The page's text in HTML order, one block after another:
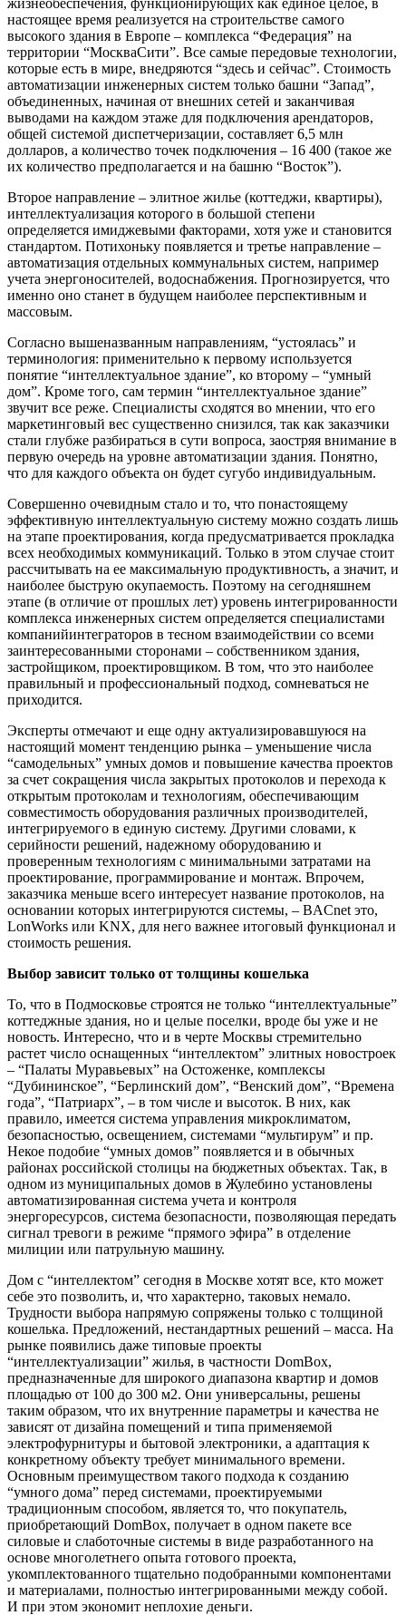
настоящее время реализуется на строительстве самого
высокого здания в Европе – комплекса “Федерация” на
территории “Москва­Сити”. Все самые передовые технологии,
которые есть в мире, внедряются “здесь и сейчас”. Стоимость
автоматизации инженерных систем только башни “Запад”,
объединенных, начиная от внешних сетей и заканчивая
выводами на каждом этаже для подключения арендаторов,
общей системой диспетчеризации, составляет 6,5 млн
долларов, а количество точек подключения – 16 400 (такое же
их количество предполагается и на башню “Восток”).
Второе направление – элитное жилье (коттеджи, квартиры),
интеллектуализация которого в большой степени
определяется имиджевыми факторами, хотя уже и становится
стандартом. Потихоньку появляется и третье направление –
автоматизация отдельных коммунальных систем, например
учета энергоносителей, водоснабжения. Прогнозируется, что
именно оно станет в будущем наиболее перспективным и
массовым.
Согласно вышеназванным направлениям, “устоялась” и
терминология: применительно к первому используется
понятие “интеллектуальное здание”, ко второму – “умный
дом”. Кроме того, сам термин “интеллектуальное здание”
звучит все реже. Специалисты сходятся во мнении, что его
маркетинговый вес существенно снизился, так как заказчики
стали глубже разбираться в сути вопроса, заостряя внимание в
первую очередь на уровне автоматизации здания. Понятно,
что для каждого объекта он будет сугубо индивидуальным.
Совершенно очевидным стало и то, что по­настоящему
эффективную интеллектуальную систему можно создать лишь
на этапе проектирования, когда предусматривается прокладка
всех необходимых коммуникаций. Только в этом случае стоит
рассчитывать на ее максимальную продуктивность, а значит, и
наиболее быструю окупаемость. Поэтому на сегодняшнем
этапе (в отличие от прошлых лет) уровень интегрированности
комплекса инженерных систем определяется специалистами
компаний­интеграторов в тесном взаимодействии со всеми
заинтересованными сторонами – собственником здания,
застройщиком, проектировщиком. В том, что это наиболее
правильный и профессиональный подход, сомневаться не
приходится.
Эксперты отмечают и еще одну актуализировавшуюся на
настоящий момент тенденцию рынка – уменьшение числа
“самодельных” умных домов и повышение качества проектов
за счет сокращения числа закрытых протоколов и перехода к
открытым протоколам и технологиям, обеспечивающим
совместимость оборудования различных производителей,
интегрируемого в единую систему. Другими словами, к
серийности решений, надежному оборудованию и
проверенным технологиям с минимальными затратами на
проектирование, программирование и монтаж. Впрочем,
заказчика меньше всего интересует название протоколов, на
основании которых интегрируются системы, – BACnet это,
LonWorks или KNX, для него важнее итоговый функционал и
стоимость решения.
Выбор зависит только от толщины кошелька
То, что в Подмосковье строятся не только “интеллектуальные”
коттеджные здания, но и целые поселки, вроде бы уже и не
новость. Интересно, что и в черте Москвы стремительно
растет число оснащенных “интеллектом” элитных новостроек
– “Палаты Муравьевых” на Остоженке, комплексы
“Дубининское”, “Берлинский дом”, “Венский дом”, “Времена
года”, “Патриарх”, – в том числе и высоток. В них, как
правило, имеется система управления микроклиматом,
безопасностью, освещением, системами “мультирум” и пр.
Некое подобие “умных домов” появляется и в обычных
районах российской столицы на бюджетных объектах. Так, в
одном из муниципальных домов в Жулебино установлены
автоматизированная система учета и контроля
энергоресурсов, система безопасности, позволяющая передать
сигнал тревоги в режиме “прямого эфира” в отделение
милиции или патрульную машину.
Дом с “интеллектом” сегодня в Москве хотят все, кто может
себе это позволить, и, что характерно, таковых немало.
Трудности выбора напрямую сопряжены только с толщиной
кошелька. Предложений, нестандартных решений – масса. На
рынке появились даже типовые проекты
“интеллектуализации” жилья, в частности DomBox,
предназначенные для широкого диапазона квартир и домов
площадью от 100 до 300 м2. Они универсальны, решены
таким образом, что их внутренние параметры и качества не
зависят от дизайна помещений и типа применяемой
электрофурнитуры и бытовой электроники, а адаптация к
конкретному объекту требует минимального времени.
Основным преимуществом такого подхода к созданию
“умного дома” перед системами, проектируемыми
традиционным способом, является то, что покупатель,
приобретающий DomBox, получает в одном пакете все
силовые и слаботочные системы в виде разработанного на
основе многолетнего опыта готового проекта,
укомплектованного тщательно подобранными компонентами
и материалами, полностью интегрированными между собой.
И при этом экономит неплохие деньги.